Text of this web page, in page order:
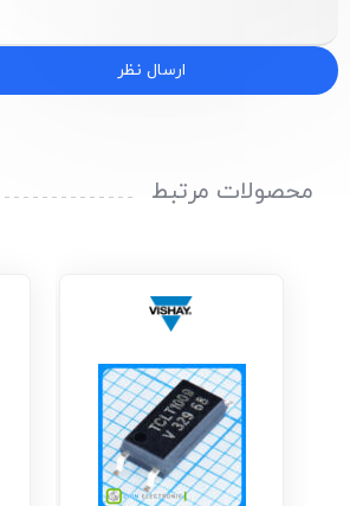
ارسال نظر
محصولات مرتبط